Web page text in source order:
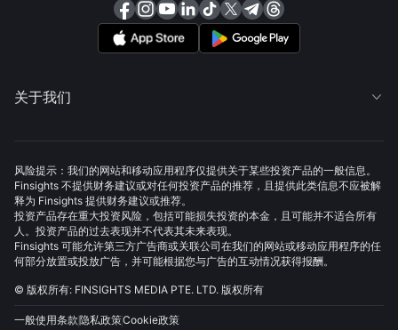
关于我们 
风险提示：我们的网站和移动应用程序仅提供关于某些投资产品的一般信息。
Finsights 不提供财务建议或对任何投资产品的推荐，且提供此类信息不应被解
释为 Finsights 提供财务建议或推荐。
投资产品存在重大投资风险，包括可能损失投资的本金，且可能并不适合所有
人。投资产品的过去表现并不代表其未来表现。
Finsights 可能允许第三方广告商或关联公司在我们的网站或移动应用程序的任
何部分放置或投放广告，并可能根据您与广告的互动情况获得报酬。
© 版权所有: FINSIGHTS MEDIA PTE. LTD. 版权所有
一般使用条款隐私政策Cookie政策